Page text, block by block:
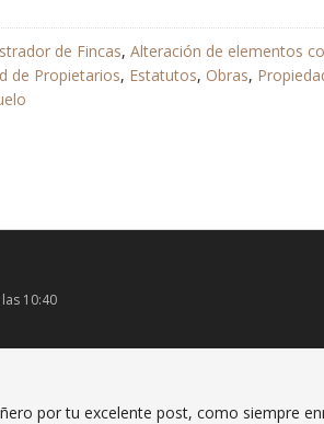
de Fincas, Alteración de elementos
de Propietarios, Estatutos, Obras,
10:40
por tu excelente post, como siempre